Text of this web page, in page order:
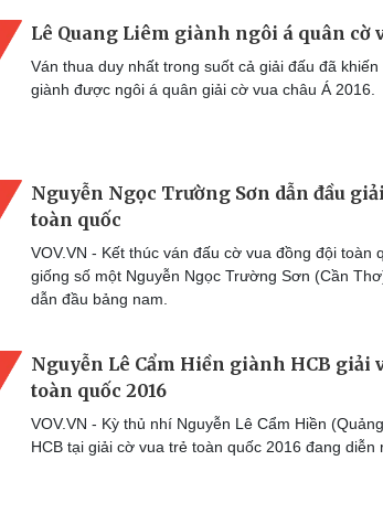
Lê Quang Liêm giành ngôi á quân cờ
Ván thua duy nhất trong suốt cả giải đấu đã
giành được ngôi á quân giải cờ vua châu Á 2016.
Nguyễn Ngọc Trường Sơn dẫn đầu
toàn quốc
VOV.VN - Kết thúc ván đấu cờ vua đồng đội toàn
giống số một Nguyễn Ngọc Trường Sơn (Cần
dẫn đầu bảng nam.
Nguyễn Lê Cẩm Hiền giành HCB giải
toàn quốc 2016
VOV.VN - Kỳ thủ nhí Nguyễn Lê Cẩm Hiền
HCB tại giải cờ vua trẻ toàn quốc 2016 đang diễn